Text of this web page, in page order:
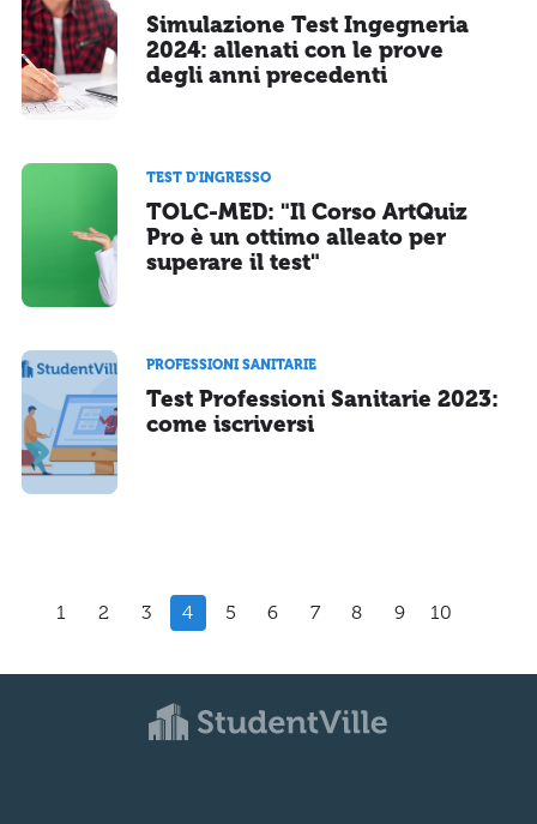
Simulazione Test Ingegneria
2024: allenati con le prove
degli anni precedenti
TEST D'INGRESSO
TOLC-MED: "Il Corso ArtQuiz
Pro è un ottimo alleato per
superare il test"
PROFESSIONI SANITARIE
Test Professioni Sanitarie 2023:
come iscriversi
1 2 3 4 5 6 7 8 9 10